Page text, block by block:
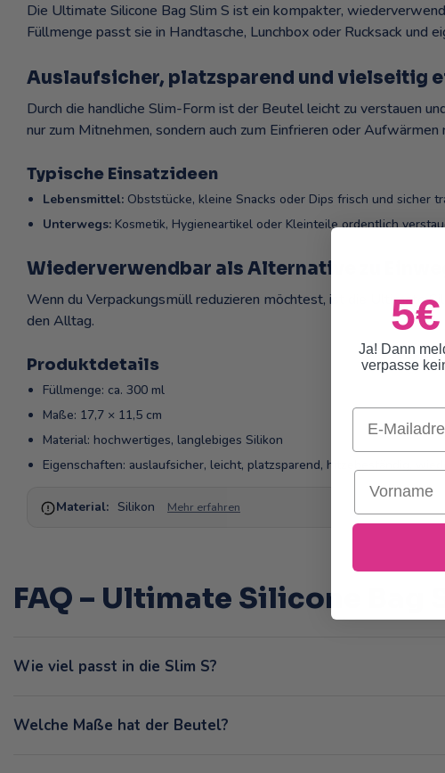
Die Ultimate Silicone Bag Slim S ist ein kompakter,
Füllmenge passt sie in Handtasche, Lunchbox oder Rucksack und
Auslaufsicher, platzsparend und vielseitig
Durch die handliche Slim-Form ist der Beutel leicht zu verstauen
nur zum Mitnehmen, sondern auch zum Einfrieren oder Aufwärmen
Typische Einsatzideen
Lebensmittel: Obststücke, kleine Snacks oder Dips frisch und sicher
Unterwegs: Kosmetik, Hygieneartikel oder Kleinteile ordentlich
Wiederverwendbar als Alternative zu
Wenn du Verpackungsmüll reduzieren möchtest, ist die Ultimate
den Alltag.
Produktdetails
Füllmenge: ca. 300 ml
Maße: 17,7 × 11,5 cm
Material: hochwertiges, langlebiges Silikon
Eigenschaften: auslaufsicher, leicht, platzsparend, hitzebeständig,
Material: Silikon Mehr erfahren
FAQ – Ultimate Silicone Bag
Wie viel passt in die Slim S?
Welche Maße hat der Beutel?
Ja! Dann
verpasse
Email
Vorname